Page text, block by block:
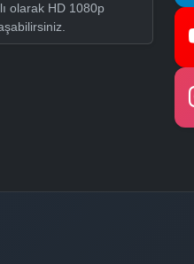
olarak HD 1080p